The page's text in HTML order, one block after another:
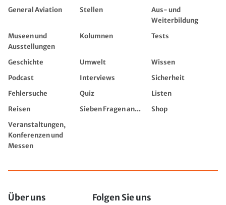
General Aviation
Stellen
Aus- und
Weiterbildung
Museen und
Ausstellungen
Kolumnen Tests
Geschichte Umwelt
Wissen
Podcast
Interviews
Sicherheit
Fehlersuche
Quiz
Listen
Reisen
Sieben Fragen an...
Shop
Veranstaltungen,
Konferenzen und
Messen
Über uns Folgen Sie uns